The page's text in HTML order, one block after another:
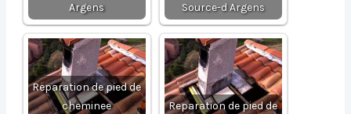
Argens
Source-d Argens
Reparation de pied de
cheminee
Reparation de pied de